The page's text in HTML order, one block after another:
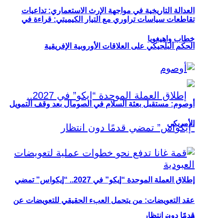
العدالة التاريخية في مواجهة الإرث الاستعماري: تداعيات
الحكم البلجيكي على العلاقات الأوروبية الإفريقية
إطلاق العملة الموحدة “إيكو” في 2027.. “إيكواس” تمضي
قدمًا دون انتظار
تقاطعات سياسات تراوري مع التيار الكيميتي: قراءة في
خطاب واهيغويا
أوصوم: مستقبل بعثة السلام في الصومال بعد وقف التمويل
الأمريكي
عقد التعويضات: من يتحمل العبء الحقيقي للتعويضات عن